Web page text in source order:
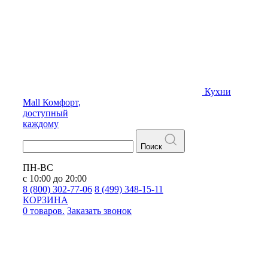
Кухни
Mall Комфорт,
доступный
каждому
Поиск
ПН-ВС
с 10:00 до 20:00
8 (800) 302-77-06 8 (499) 348-15-11
КОРЗИНА
0 товаров. Заказать звонок